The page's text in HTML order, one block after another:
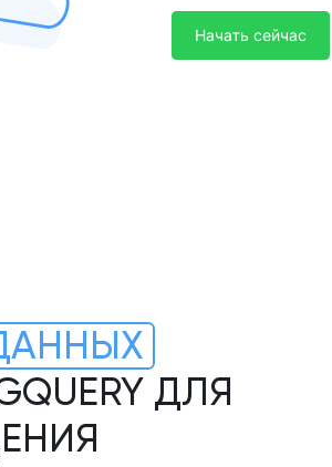
Начать сейчас
ДЛЯ